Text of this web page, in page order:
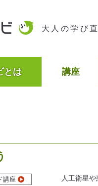
大人の学び
とは 講座
講座
人工衛星